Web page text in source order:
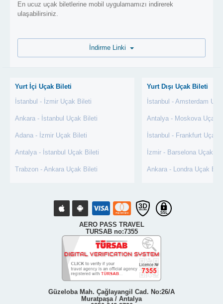
En ucuz uçak biletlerine mobil uygulamamızı indirerek
ulaşabilirsiniz.
Yurt İçi Uçak Bileti
İstanbul - İzmir Uçak Bileti
Ankara - İstanbul Uçak Bileti
Adana - İzmir Uçak Bileti
Antalya - İstanbul Uçak Bileti
Trabzon - Ankara Uçak Bileti
Yurt Dışı Uçak Bileti
İstanbul - Amsterdam
Antalya - Moskova Uçak
İstanbul - Frankfurt Uçak
İzmir - Barselona Uçak
Ankara - Londra Uçak
AERO PASS TRAVEL
TURSAB no:7355
Güzeloba Mah. Çağlayangil Cad. No:26/A
Muratpaşa / Antalya